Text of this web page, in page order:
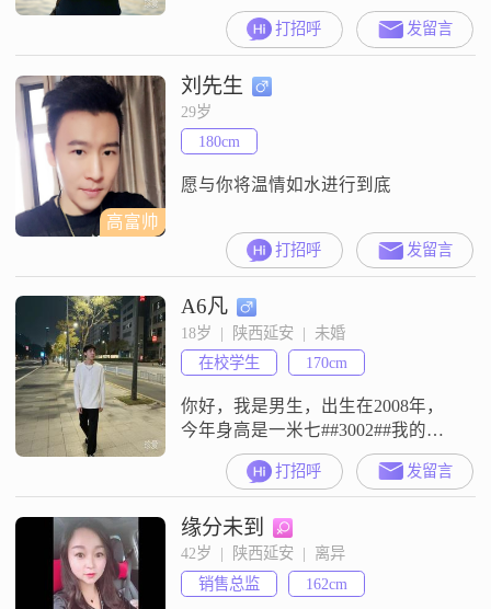
子的请绕道，你对我真心，我会加
倍对你，我目前在一家互联网公司
担任职业总经理，生活风平浪静，
很想有个家，温暖的家，此生的你
到底在哪里？什么时候才能遇到命
中注定的那个你呢？感兴趣就来信
吧，来信必回哦
打招呼 发留言
高富帅
刘先生
29岁
180cm
愿与你将温情如水进行到底
打招呼 发留言
A6凡
18岁  |  陕西延安  |  未婚
在校学生
170cm
你好，我是男生，出生在2008年，
今年身高是一米七##3002##我的月
收入目前是在三千元以下，现在的
工作地点是在延安，学历是高中及
以下##3002##我这个人的性格是稳
重可靠的，平时做事也很有责任感
##3002##平时性格比较外向，也挺
健谈，大家都说我比较乐观积极
##3002##我做人一直很真诚，对待
打招呼 发留言
缘分未到
42岁  |  陕西延安  |  离异
销售总监
162cm